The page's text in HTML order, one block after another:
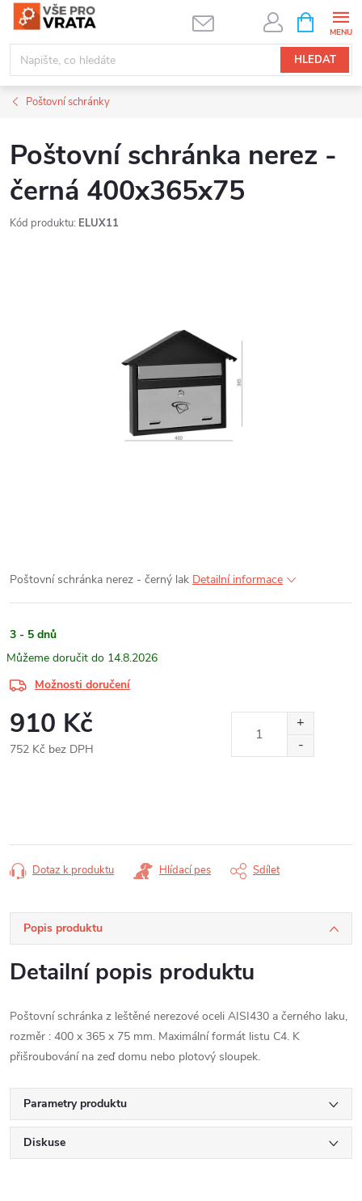
Přejít
obsah
HLEDAT
NÁKUPNÍ
KOŠÍK
Poštovní schránky
Poštovní schránka nerez -
černá 400x365x75
Kód produktu: ELUX11
Poštovní schránka nerez - černý lak Detailní informace
3 - 5 dnů
14.8.2026
Možnosti doručení
910 Kč
752 Kč bez DPH
Dotaz k produktu Hlídací pes Sdílet
Popis produktu
Detailní popis produktu
Poštovní schránka z leštěné nerezové oceli AISI430 a černého laku,
rozměr : 400 x 365 x 75 mm. Maximální formát listu C4. K
přišroubování na zeď domu nebo plotový sloupek.
Parametry produktu
Diskuse